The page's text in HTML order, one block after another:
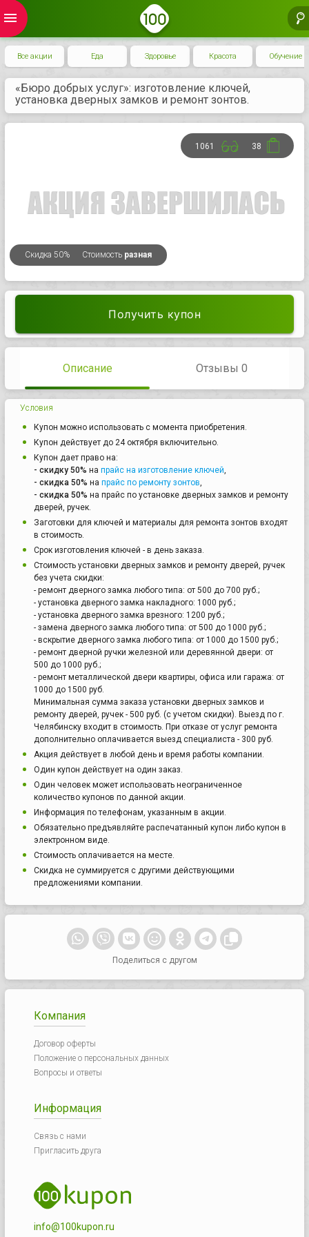
menu
Все акции Еда Здоровье Красота Обучение
«Бюро добрых услуг»: изготовление ключей,
установка дверных замков и ремонт зонтов.
Скидка 50% Стоимость разная
1061 38
Получить купон
Описание Отзывы 0
Условия
Купон можно использовать с момента приобретения.
Купон действует до 24 октября включительно.
Купон дает право на:
- скидку 50% на прайс на изготовление ключей
- скидка 50% на прайс по ремонту зонтов
- скидка 50% на прайс по установке дверных замков и ремонту
дверей, ручек.
Заготовки для ключей и материалы для ремонта зонтов входят
в стоимость.
Срок изготовления ключей - в день заказа.
Стоимость установки дверных замков и ремонту дверей, ручек
без учета скидки:
- ремонт дверного замка любого типа: от 500 до 700 руб.;
- установка дверного замка накладного: 1000 руб.;
- установка дверного замка врезного: 1200 руб.;
- замена дверного замка любого типа: от 500 до 1000 руб.;
- вскрытие дверного замка любого типа: от 1000 до 1500 руб.;
- ремонт дверной ручки железной или деревянной двери: от
500 до 1000 руб.;
- ремонт металлической двери квартиры, офиса или гаража: от
1000 до 1500 руб.
Минимальная сумма заказа установки дверных замков и
ремонту дверей, ручек - 500 руб. (с учетом скидки). Выезд по г.
Челябинску входит в стоимость. При отказе от услуг ремонта
дополнительно оплачивается выезд специалиста - 300 руб.
Акция действует в любой день и время работы компании.
Один купон действует на один заказ.
Один человек может использовать неограниченное
количество купонов по данной акции.
Информация по телефонам, указанным в акции.
Обязательно предъявляйте распечатанный купон либо купон в
электронном виде.
Стоимость оплачивается на месте.
Скидка не суммируется с другими действующими
предложениями компании.
Поделиться с другом
Компания
Договор оферты
Положение о персональных данных
Вопросы и ответы
Информация
Связь с нами
Пригласить друга
info@100kupon.ru